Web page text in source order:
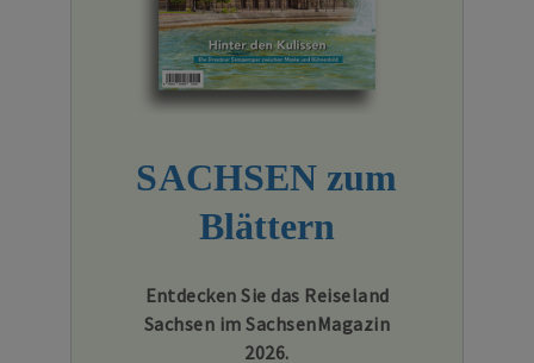
SACHSEN zum
Blättern
Entdecken Sie das Reiseland
Sachsen im SachsenMagazin
2026.